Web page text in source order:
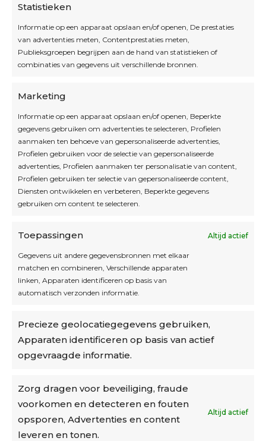
Statistieken
Informatie op een apparaat opslaan en/of openen, De prestaties
van advertenties meten, Contentprestaties meten,
Publieksgroepen begrijpen aan de hand van statistieken of
combinaties van gegevens uit verschillende bronnen.
Marketing
Informatie op een apparaat opslaan en/of openen, Beperkte
gegevens gebruiken om advertenties te selecteren, Profielen
aanmaken ten behoeve van gepersonaliseerde advertenties,
Profielen gebruiken voor de selectie van gepersonaliseerde
advertenties, Profielen aanmaken ter personalisatie van content,
Profielen gebruiken ter selectie van gepersonaliseerde content,
Diensten ontwikkelen en verbeteren, Beperkte gegevens
gebruiken om content te selecteren.
Toepassingen Altijd actief
Gegevens uit andere gegevensbronnen met elkaar
matchen en combineren, Verschillende apparaten
linken, Apparaten identificeren op basis van
automatisch verzonden informatie.
Precieze geolocatiegegevens gebruiken,
Apparaten identificeren op basis van actief
opgevraagde informatie.
Zorg dragen voor beveiliging, fraude
voorkomen en detecteren en fouten
opsporen, Advertenties en content
leveren en tonen.
Altijd actief
Openingsuren
Blijf op de hoogte
Interesse in leuke kadotips of toffe acties?
Laat dan hier je mailadres achter.
Algemene voorwaarden
Cookiebeleid
Accountinstellingen
Verzending
€6,50-€7,50 via Bpost